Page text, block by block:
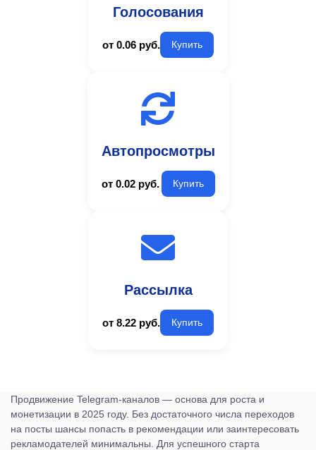
Голосования
от 0.06 руб. Купить
Автопросмотры
от 0.02 руб. Купить
Рассылка
от 8.22 руб. Купить
Продвижение Telegram-каналов — основа для роста и
монетизации в 2025 году. Без достаточного числа переходов
на посты шансы попасть в рекомендации или заинтересовать
рекламодателей минимальны. Для успешного старта